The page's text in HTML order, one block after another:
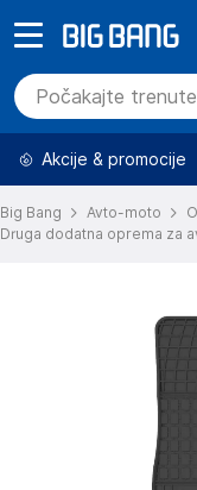
Akcije & promocije
Big Bang Avto-moto
Druga dodatna oprema za